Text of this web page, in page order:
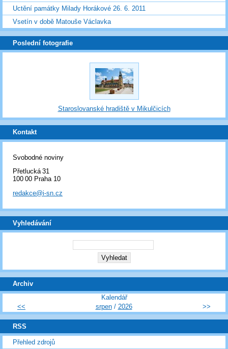
Uctění památky Milady Horákové 26. 6. 2011
Vsetín v době Matouše Václavka
Poslední fotografie
Staroslovanské hradiště v Mikulčicích
Kontakt
Svobodné noviny
Přetlucká 31
100 00 Praha 10
redakce@i-sn.cz
Vyhledávání
Archiv
Kalendář
<<
srpen/ 2026 >>
RSS
Přehled zdrojů